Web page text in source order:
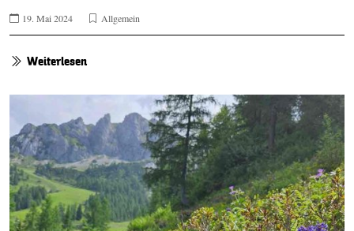
19. Mai 2024 Allgemein
Weiterlesen